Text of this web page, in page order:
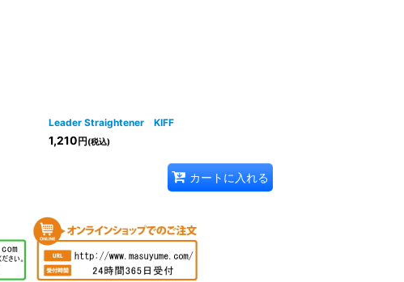
Leader Straightener KIFF
1,210 円 (税込)
カートに入れる